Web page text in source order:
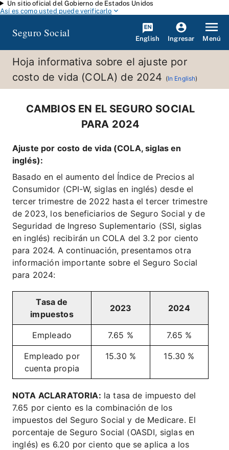
Saltar al contenido principal
Un sitio oficial del Gobierno de Estados Unidos
Así es como usted puede verificarlo
Seguro Social English Ingresar Menú
Hoja informativa sobre el ajuste por
costo de vida (COLA) de 2024 (In English)
CAMBIOS EN EL SEGURO SOCIAL
PARA 2024
Ajuste por costo de vida (COLA, siglas en
inglés):
Basado en el aumento del Índice de Precios al
Consumidor (CPI-W, siglas en inglés) desde el
tercer trimestre de 2022 hasta el tercer trimestre
de 2023, los beneficiarios de Seguro Social y de
Seguridad de Ingreso Suplementario (SSI, siglas
en inglés) recibirán un COLA del 3.2 por ciento
para 2024. A continuación, presentamos otra
información importante sobre el Seguro Social
para 2024:
Tasa de
impuestos
2023 2024
Empleado 7.65 % 7.65 %
Empleado por
cuenta propia
15.30 % 15.30 %
NOTA ACLARATORIA: la tasa de impuesto del
7.65 por ciento es la combinación de los
impuestos del Seguro Social y de Medicare. El
porcentaje de Seguro Social (OASDI, siglas en
inglés) es 6.20 por ciento que se aplica a los